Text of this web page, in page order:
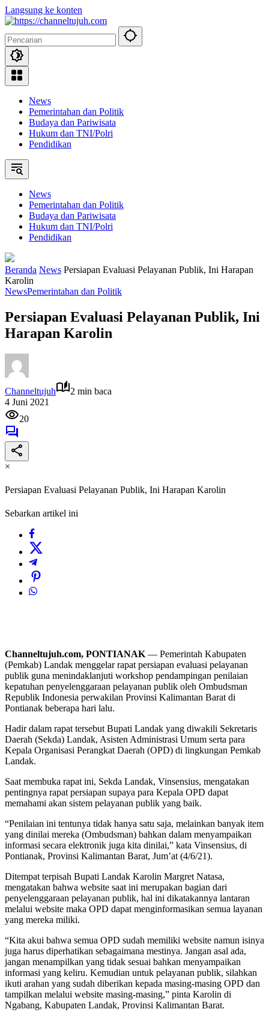
Langsung ke konten
News
Pemerintahan dan Politik
Budaya dan Pariwisata
Hukum dan TNI/Polri
Pendidikan
News
Pemerintahan dan Politik
Budaya dan Pariwisata
Hukum dan TNI/Polri
Pendidikan
Beranda News Persiapan Evaluasi Pelayanan Publik, Ini Harapan
Karolin
NewsPemerintahan dan Politik
Persiapan Evaluasi Pelayanan Publik, Ini
Harapan Karolin
Channeltujuh
2 min baca
4 Juni 2021
20
×
Persiapan Evaluasi Pelayanan Publik, Ini Harapan Karolin
Sebarkan artikel ini
Channeltujuh.com, PONTIANAK — Pemerintah Kabupaten
(Pemkab) Landak menggelar rapat persiapan evaluasi pelayanan
publik guna menindaklanjuti workshop pendampingan penilaian
kepatuhan penyelenggaraan pelayanan publik oleh Ombudsman
Republik Indonesia perwakilan Provinsi Kalimantan Barat di
Pontianak beberapa hari lalu.
Hadir dalam rapat tersebut Bupati Landak yang diwakili Sekretaris
Daerah (Sekda) Landak, Asisten Administrasi Umum serta para
Kepala Organisasi Perangkat Daerah (OPD) di lingkungan Pemkab
Landak.
Saat membuka rapat ini, Sekda Landak, Vinsensius, mengatakan
pentingnya rapat persiapan supaya para Kepala OPD dapat
memahami akan sistem pelayanan publik yang baik.
“Penilaian ini tentunya tidak hanya satu saja, melainkan banyak item
yang dinilai mereka (Ombudsman) bahkan dalam menyampaikan
informasi secara elektronik juga kita dinilai,” kata Vinsensius, di
Pontianak, Provinsi Kalimantan Barat, Jum’at (4/6/21).
Ditempat terpisah Bupati Landak Karolin Margret Natasa,
mengatakan bahwa website saat ini merupakan bagian dari
penyelenggaraan pelayanan publik, hal ini dikatakannya lantaran
melalui website maka OPD dapat menginformasikan semua layanan
yang mereka miliki.
“Kita akui bahwa semua OPD sudah memiliki website namun isinya
juga harus diperhatikan sebagaimana mestinya. Jangan asal ada,
jangan menampilkan yang tidak sesuai bahkan menyampaikan
informasi yang keliru. Kemudian untuk pelayanan publik, silahkan
ikuti arahan yang sudah diberikan kepada masing-masing OPD dan
tampilkan melalui website masing-masing,” pinta Karolin di
Ngabang, Kabupaten Landak, Provinsi Kalimantan Barat.